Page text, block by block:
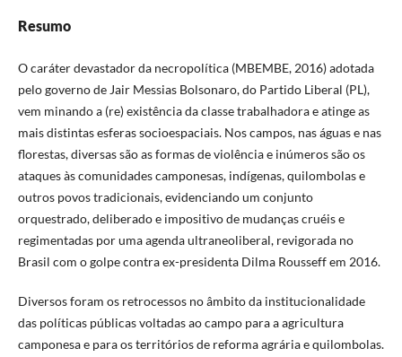
Resumo
O caráter devastador da necropolítica (MBEMBE, 2016) adotada
pelo governo de Jair Messias Bolsonaro, do Partido Liberal (PL),
vem minando a (re) existência da classe trabalhadora e atinge as
mais distintas esferas socioespaciais. Nos campos, nas águas e nas
florestas, diversas são as formas de violência e inúmeros são os
ataques às comunidades camponesas, indígenas, quilombolas e
outros povos tradicionais, evidenciando um conjunto
orquestrado, deliberado e impositivo de mudanças cruéis e
regimentadas por uma agenda ultraneoliberal, revigorada no
Brasil com o golpe contra ex-presidenta Dilma Rousseff em 2016.
Diversos foram os retrocessos no âmbito da institucionalidade
das políticas públicas voltadas ao campo para a agricultura
camponesa e para os territórios de reforma agrária e quilombolas.